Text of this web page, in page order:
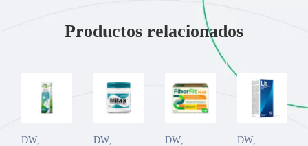
Productos relacionados
DW DW,
DW DW,